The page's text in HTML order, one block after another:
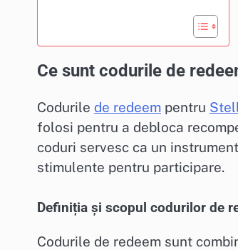
Ce sunt codurile de
Codurile de redeem pentru
folosi pentru a debloca
coduri servesc ca un
stimulente pentru participare.
Definiția și scopul codurilor de
Codurile de redeem sunt